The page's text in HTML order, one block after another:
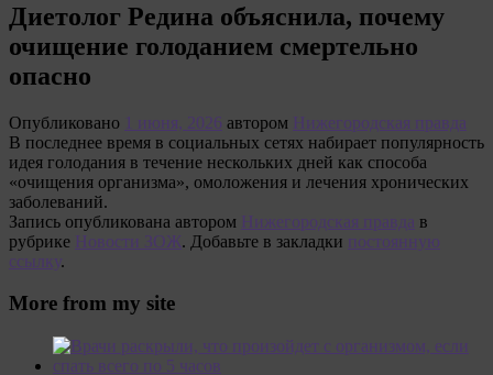
Диетолог Редина объяснила, почему
очищение голоданием смертельно
опасно
Опубликовано 1 июня, 2026 автором Нижегородская правда
В последнее время в социальных сетях набирает популярность
идея голодания в течение нескольких дней как способа
«очищения организма», омоложения и лечения хронических
заболеваний.
Запись опубликована автором Нижегородская правда в
рубрике Новости ЗОЖ. Добавьте в закладки постоянную
ссылку.
More from my site